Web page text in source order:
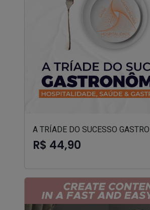
A TRÍADE DO SUCESSO
R$ 44,90